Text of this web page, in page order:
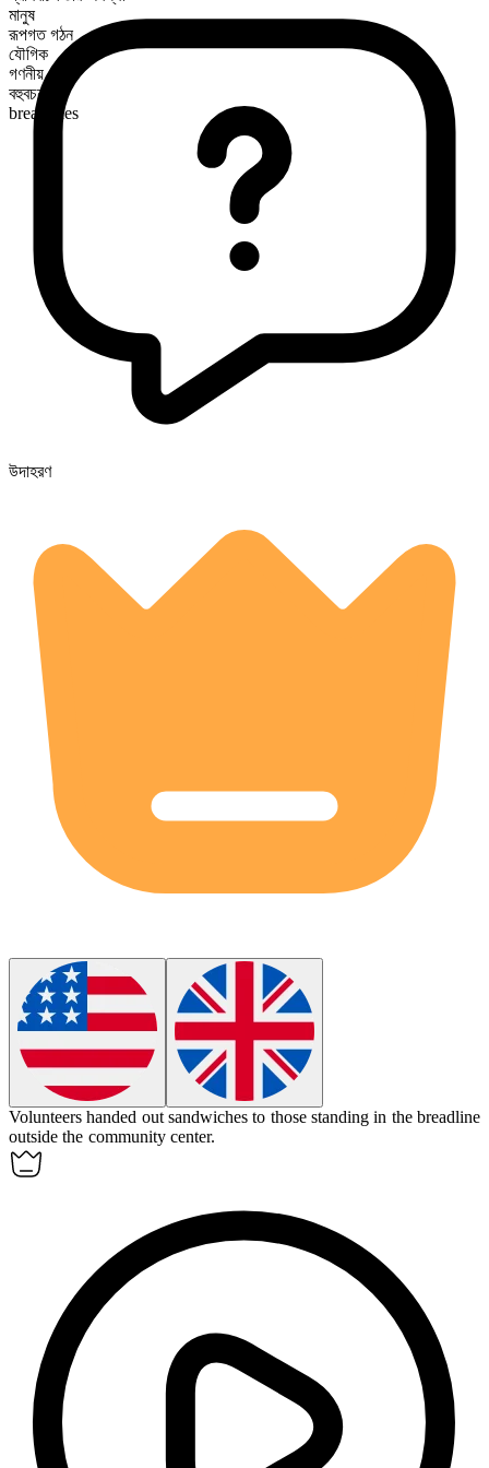
মানুষ
রূপগত গঠন
যৌগিক
গণনীয়
বহুবচন রূপ
breadlines
উদাহরণ
Volunteers handed out sandwiches to those standing in the breadline
outside the community center.